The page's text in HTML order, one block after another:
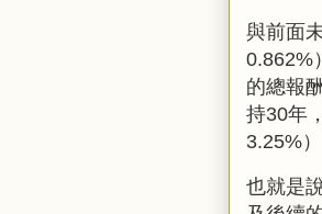
與前面
0.862%
的總報
持30年
3.25%
也就是